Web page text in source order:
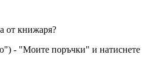
от книжаря?
- "Моите поръчки" и натиснете